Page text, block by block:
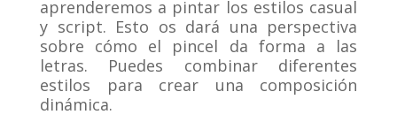
aprenderemos a pintar los estilos casual
y script. Esto os dará una perspectiva
sobre cómo el pincel da forma a las
letras. Puedes combinar diferentes
estilos para crear una composición
dinámica.